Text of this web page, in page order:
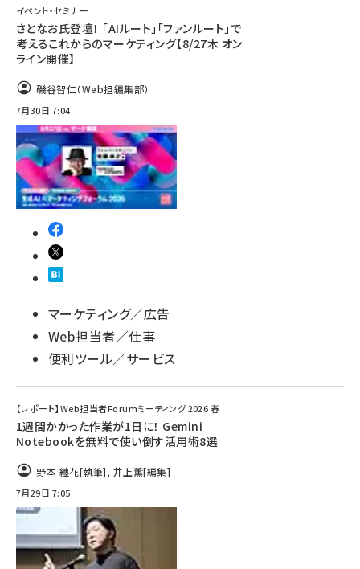
イベント・セミナー
さとなお氏登壇！ 「AIルート」「ファンルート」で
考えるこれからのマーケティング【8/27木 オン
ライン開催】
磯谷智仁（Web担編集部）
7月30日 7:04
マーケティング／広告
Web担当者／仕事
便利ツール／サービス
【レポート】Web担当者Forumミーティング 2026 春
1週間かかった作業が1日に！ Gemini
Notebookを無料で使い倒す活用術8選
野本 纏花[執筆], 井上薫[編集]
7月29日 7:05